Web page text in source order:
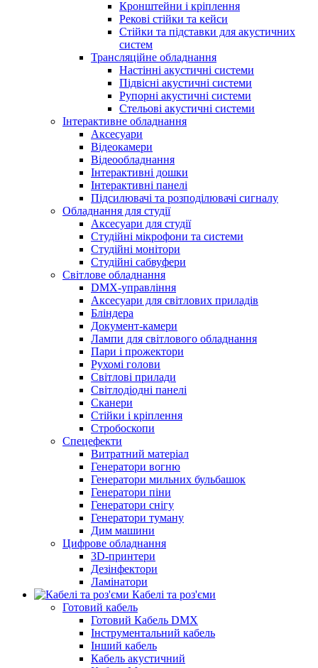
Кронштейни і кріплення
Рекові стійки та кейси
Стійки та підставки для акустичних
систем
Трансляційне обладнання
Настінні акустичні системи
Підвісні акустичні системи
Рупорні акустичні системи
Стельові акустичні системи
Інтерактивне обладнання
Аксесуари
Відеокамери
Відеообладнання
Інтерактивні дошки
Інтерактивні панелі
Підсилювачі та розподілювачі сигналу
Обладнання для студії
Аксесуари для студії
Студійні мікрофони та системи
Студійні монітори
Студійні сабвуфери
Світлове обладнання
DMX-управління
Аксесуари для світлових приладів
Бліндера
Документ-камери
Лампи для світлового обладнання
Пари і прожектори
Рухомі голови
Світлові прилади
Світлодіодні панелі
Сканери
Стійки і кріплення
Стробоскопи
Спецефекти
Витратний матеріал
Генератори вогню
Генератори мильних бульбашок
Генератори піни
Генератори снігу
Генератори туману
Дим машини
Цифрове обладнання
3D-принтери
Дезінфектори
Ламінатори
Кабелі та роз'єми
Готовий кабель
Готовий Кабель DMX
Інструментальний кабель
Інший кабель
Кабель акустичний